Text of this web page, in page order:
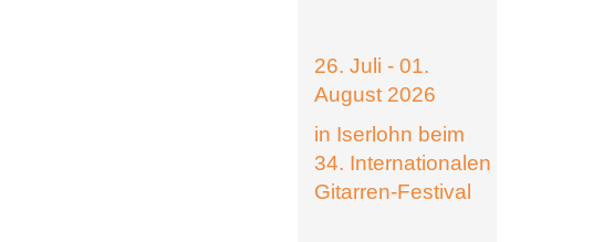
26. Juli - 01.
August 2026
in Iserlohn beim
34. Internationalen
Gitarren-Festival